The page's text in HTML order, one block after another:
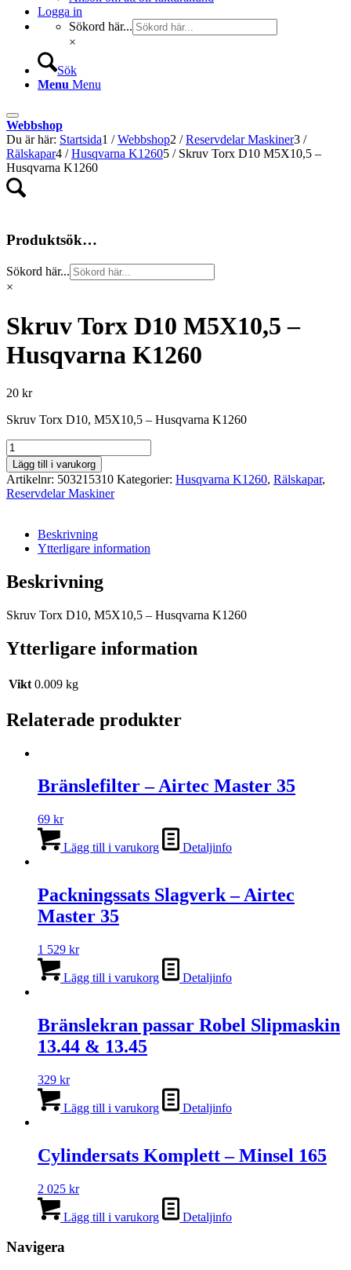
Logga in
Sökord här...
×
Sök
Menu Menu
Webbshop
Du är här: Startsida1 / Webbshop2 / Reservdelar Maskiner3 /
Rälskapar4 / Husqvarna K12605 / Skruv Torx D10 M5X10,5 –
Husqvarna K1260
Produktsök…
Sökord här...
×
Skruv Torx D10 M5X10,5 –
Husqvarna K1260
20 kr
Skruv Torx D10, M5X10,5 – Husqvarna K1260
Skruv
Torx
D10
M5X10,5
-
K1260
mängd
Lägg till i varukorg
Artikelnr: 503215310 Kategorier: Husqvarna K1260, Rälskapar,
Reservdelar Maskiner
Beskrivning
Ytterligare information
Beskrivning
Skruv Torx D10, M5X10,5 – Husqvarna K1260
Ytterligare information
Vikt 0.009 kg
Relaterade produkter
Bränslefilter – Airtec Master 35
69 kr
Lägg till i varukorg Detaljinfo
Packningssats Slagverk – Airtec
Master 35
1 529 kr
Lägg till i varukorg Detaljinfo
Bränslekran passar Robel Slipmaskin
13.44 & 13.45
329 kr
Lägg till i varukorg Detaljinfo
Cylindersats Komplett – Minsel 165
2 025 kr
Lägg till i varukorg Detaljinfo
Navigera